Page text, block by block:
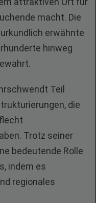
macht. Die
erwähnte
hinweg
Teil
die
Trotz seiner
bedeutende Rolle
indem es
regionales